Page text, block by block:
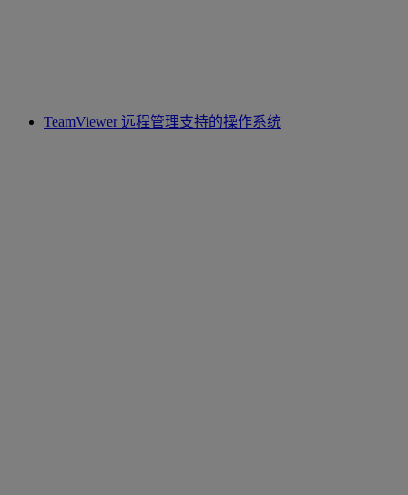
TeamViewer 远程管理支持的操作系统